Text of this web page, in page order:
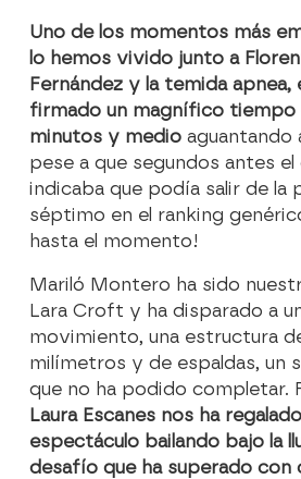
Uno de los momentos más
lo hemos vivido junto a
Fernández y la temida apnea,
firmado un magnífico tiempo
minutos y medio aguantando
pese a que segundos antes el
indicaba que podía salir de la
séptimo en el ranking
hasta el momento!
Mariló Montero ha sido
Lara Croft y ha disparado a
movimiento, una estructura
milímetros y de espaldas, un
que no ha podido completar.
Laura Escanes nos ha
espectáculo bailando bajo la
desafío que ha superado con